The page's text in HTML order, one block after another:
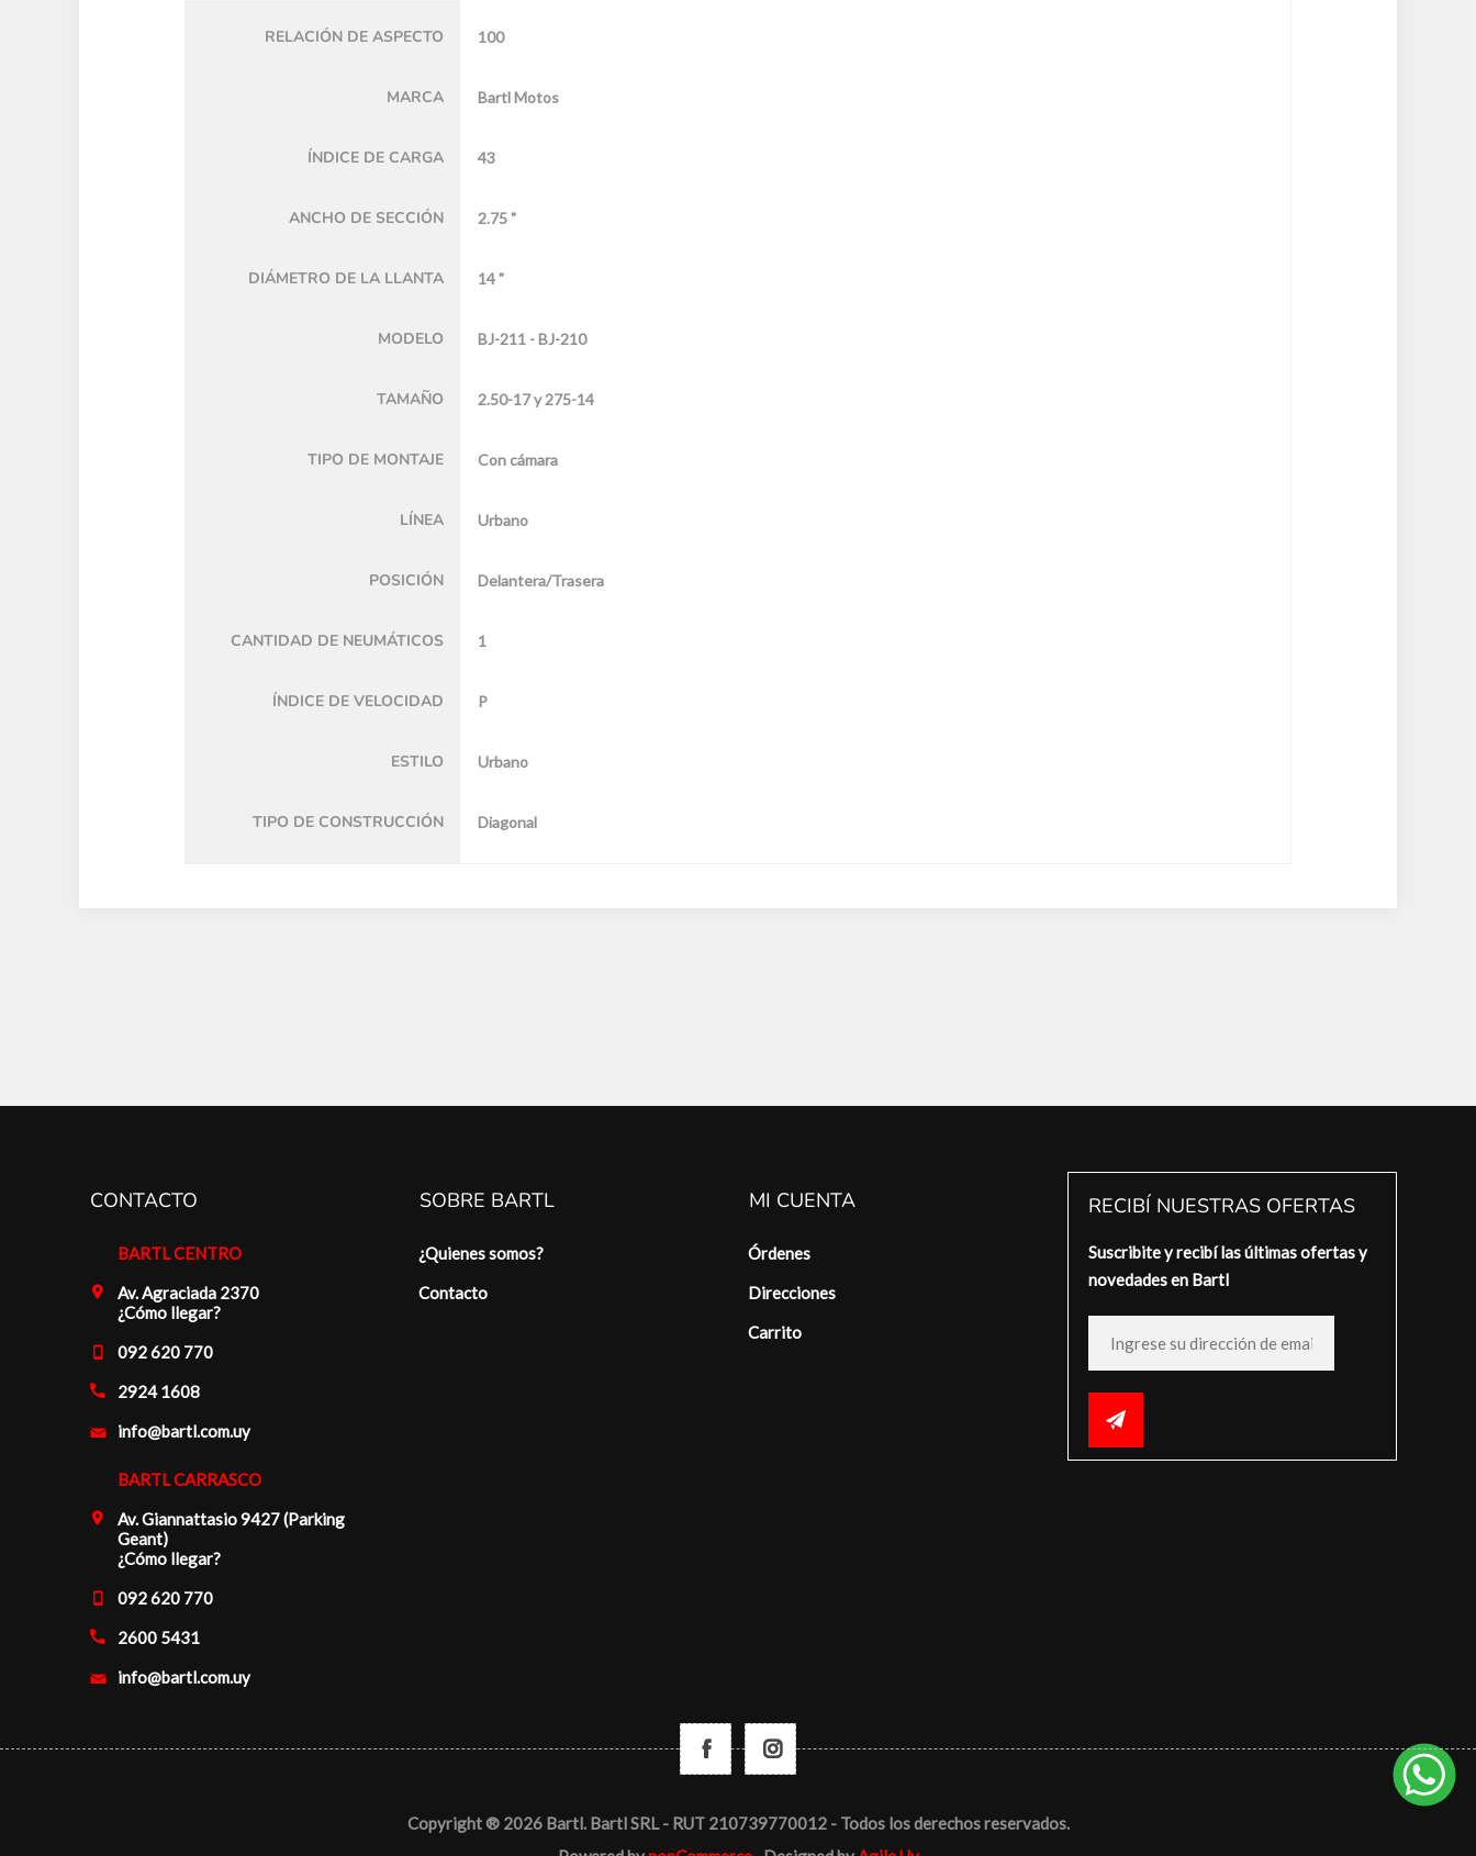
RELACIÓN DE ASPECTO 100
MARCA Bartl Motos
ÍNDICE DE CARGA 43
ANCHO DE SECCIÓN 2.75 "
DIÁMETRO DE LA LLANTA 14 "
MODELO BJ-211 - BJ-210
TAMAÑO 2.50-17 y 275-14
TIPO DE MONTAJE Con cámara
LÍNEA Urbano
POSICIÓN Delantera/Trasera
CANTIDAD DE NEUMÁTICOS 1
ÍNDICE DE VELOCIDAD P
ESTILO Urbano
TIPO DE CONSTRUCCIÓN Diagonal
CONTACTO
BARTL CENTRO
Av. Agraciada 2370
¿Cómo llegar?
092 620 770
2924 1608
info@bartl.com.uy
BARTL CARRASCO
Av. Giannattasio 9427 (Parking
Geant)
¿Cómo llegar?
092 620 770
2600 5431
info@bartl.com.uy
SOBRE BARTL
¿Quienes somos?
Contacto
MI CUENTA
Órdenes
Direcciones
Carrito
RECIBÍ NUESTRAS OFERTAS
Suscribite y recibí las últimas ofertas y
novedades en Bartl
Copyright ® 2026 Bartl. Bartl SRL - RUT 210739770012 - Todos los derechos reservados.